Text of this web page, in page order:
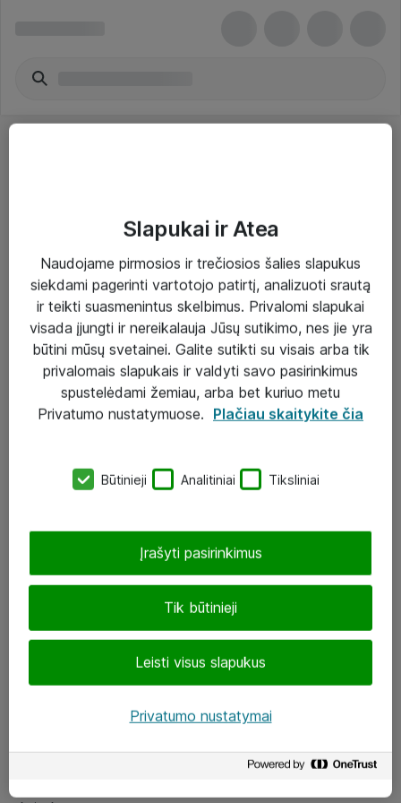
Paslaugos
Sprendimai
Įgyvendinti projektai
Atea ekspertų patarimai verslui
eShop@atea.lt
LinkedIn
Slapukai ir Atea
Naudojame pirmosios ir trečiosios šalies slapukus
siekdami pagerinti vartotojo patirtį, analizuoti srautą
ir teikti suasmenintus skelbimus. Privalomi slapukai
visada įjungti ir nereikalauja Jūsų sutikimo, nes jie yra
būtini mūsų svetainei. Galite sutikti su visais arba tik
privalomais slapukais ir valdyti savo pasirinkimus
spustelėdami žemiau, arba bet kuriuo metu
Privatumo nustatymuose. Plačiau skaitykite čia
Būtinieji Analitiniai Tiksliniai
Tik būtinieji
Leisti visus slapukus
Įrašyti pasirinkimus
Privatumo nustatymai